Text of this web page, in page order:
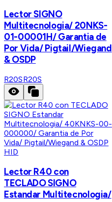
Lector SIGNO
Multitecnologia/ 20NKS-
01-00001H/ Garantia de
Por Vida/ Pigtail/Wiegand
& OSDP
R20SR20S
HID
Lector R40 con
TECLADO SIGNO
Estandar Multitecnologia/